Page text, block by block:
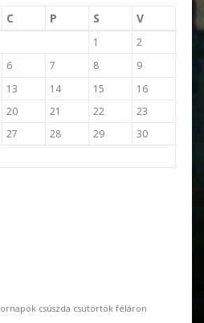
C P S V
1 2
6 7 8
9
13 14 15
16
20 21 22
23
27 28 29
30
csúszda csütörtök féláron